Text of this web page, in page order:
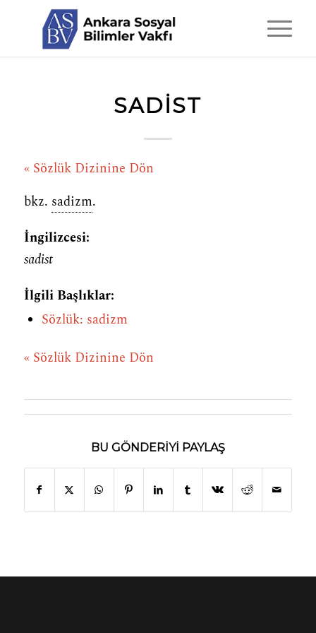
SADIST
« Sözlük Dizinine Dön
bkz. sadizm.
İngilizcesi:
sadist
İlgili Başlıklar:
Sözlük: sadizm
« Sözlük Dizinine Dön
BU GÖNDERIYI PAYLAŞ